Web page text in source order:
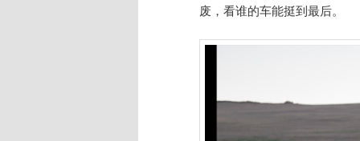
废，看谁的车能挺到最后。